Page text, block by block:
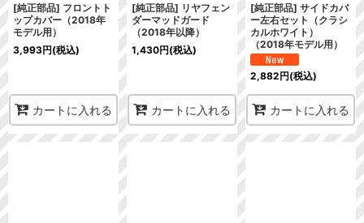
[純正部品] フロントト
ップカバー（2018年
モデル用）
3,993円(税込)
カートに入れる
[純正部品] リヤフェン
ダーマッドガード
（2018年以降）
1,430円(税込)
カートに入れる
[純正部品] サイドカバ
ー左右セット（クラシ
カルホワイト）
（2018年モデル用）
2,882円(税込)
カートに入れる